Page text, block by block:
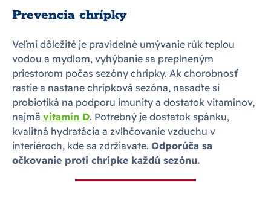
Prevencia chrípky
Veľmi dôležité je pravidelné umývanie rúk teplou
vodou a mydlom, vyhýbanie sa preplneným
priestorom počas sezóny chrípky. Ak chorobnosť
rastie a nastane chrípková sezóna, nasaďte si
probiotiká na podporu imunity a dostatok vitamínov,
najmä vitamín D. Potrebný je dostatok spánku,
kvalitná hydratácia a zvlhčovanie vzduchu v
interiéroch, kde sa zdržiavate. Odporúča sa
očkovanie proti chrípke každú sezónu.